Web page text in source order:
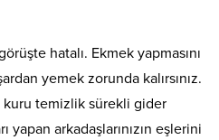
hatalı. Ekmek yapmasını
yemek zorunda kalırsınız.
kuru temizlik sürekli gider
yapan arkadaşlarınızın eşlerini